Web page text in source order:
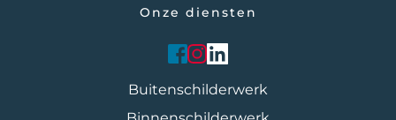
Onze diensten
Buitenschilderwerk